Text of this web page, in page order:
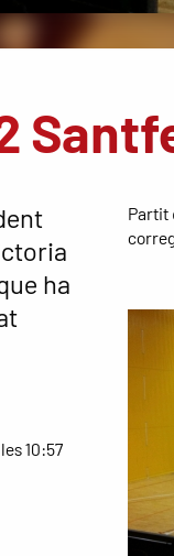
ha
10:57
Partit